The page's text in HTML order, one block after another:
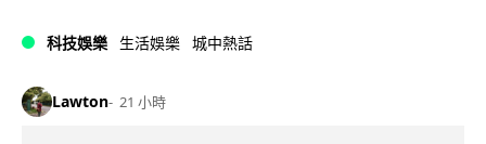
科技娛樂 生活娛樂 城中熱話
Lawton 21 小時